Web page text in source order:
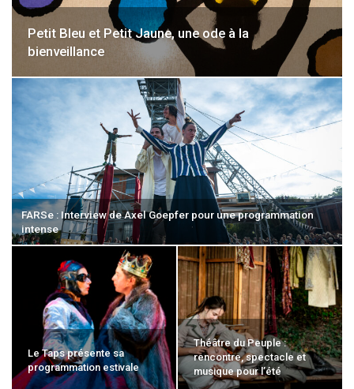
Petit Bleu et Petit Jaune, une ode à la
bienveillance
FARSe : Interview de Axel Goepfer pour une programmation
intense
Le Taps présente sa
programmation estivale
Théâtre du Peuple :
rencontre, spectacle et
musique pour l’été